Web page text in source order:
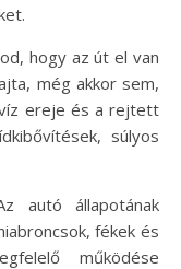
hogy az út el van
még akkor sem,
ereje és a rejtett
súlyos
autó állapotának
fékek és
működése